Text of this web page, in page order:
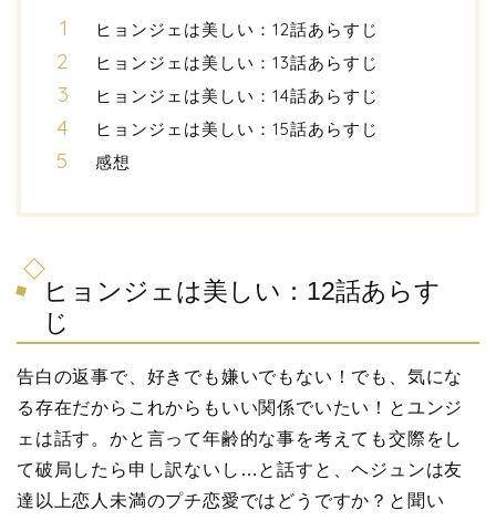
ヒョンジェは美しい：12話あらすじ
ヒョンジェは美しい：13話あらすじ
ヒョンジェは美しい：14話あらすじ
ヒョンジェは美しい：15話あらすじ
感想
ヒョンジェは美しい：12話あらす
じ
告白の返事で、好きでも嫌いでもない！でも、気にな
る存在だからこれからもいい関係でいたい！とユンジ
ェは話す。かと言って年齢的な事を考えても交際をし
て破局したら申し訳ないし…と話すと、ヘジュンは友
達以上恋人未満のプチ恋愛ではどうですか？と聞い